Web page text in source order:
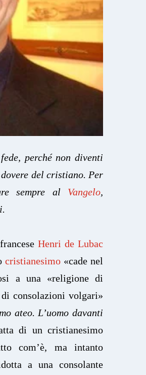
perché non diventi
del cristiano. Per
sempre al Vangelo,
Henri de Lubac
cristianesimo«cade nel
a una «religione di
consolazioni volgari»
ateo. L’uomo davanti
di un cristianesimo
com’è, ma intanto
a una consolante